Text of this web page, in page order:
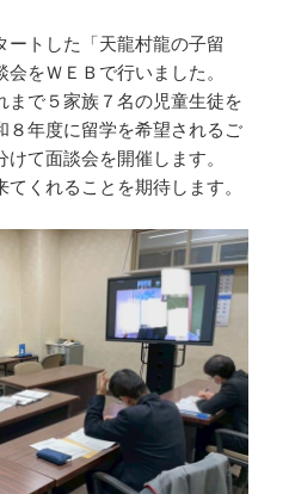
ートした「天龍村龍の子留
をＷＥＢで行いました。
まで５家族７名の児童生徒を
８年度に留学を希望されるご
て面談会を開催します。
くれることを期待します。